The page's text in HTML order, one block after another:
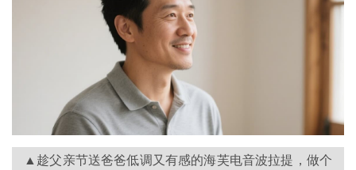
▲趁父亲节送爸爸低调又有感的海芙电音波拉提，做个